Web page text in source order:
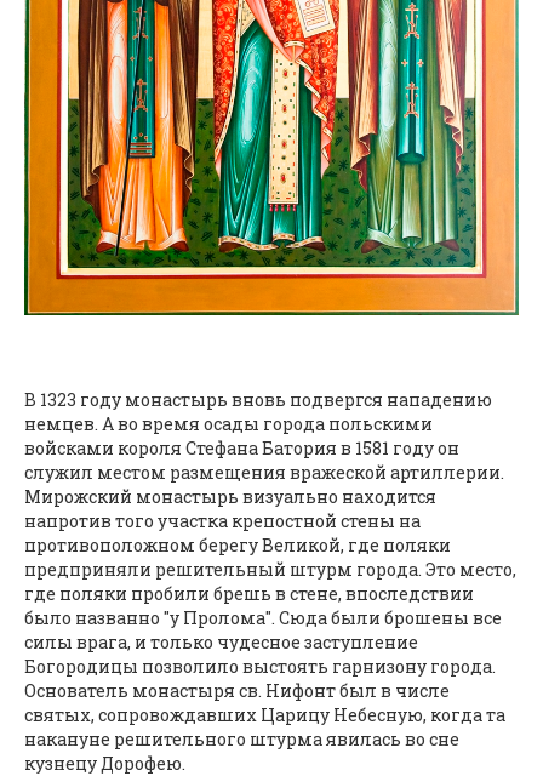
В 1323 году монастырь вновь подвергся нападению
немцев. А во время осады города польскими
войсками короля Стефана Батория в 1581 году он
служил местом размещения вражеской артиллерии.
Мирожский монастырь визуально находится
напротив того участка крепостной стены на
противоположном берегу Великой, где поляки
предприняли решительный штурм города. Это место,
где поляки пробили брешь в стене, впоследствии
было названно "у Пролома". Сюда были брошены все
силы врага, и только чудесное заступление
Богородицы позволило выстоять гарнизону города.
Основатель монастыря св. Нифонт был в числе
святых, сопровождавших Царицу Небесную, когда та
накануне решительного штурма явилась во сне
кузнецу Дорофею.